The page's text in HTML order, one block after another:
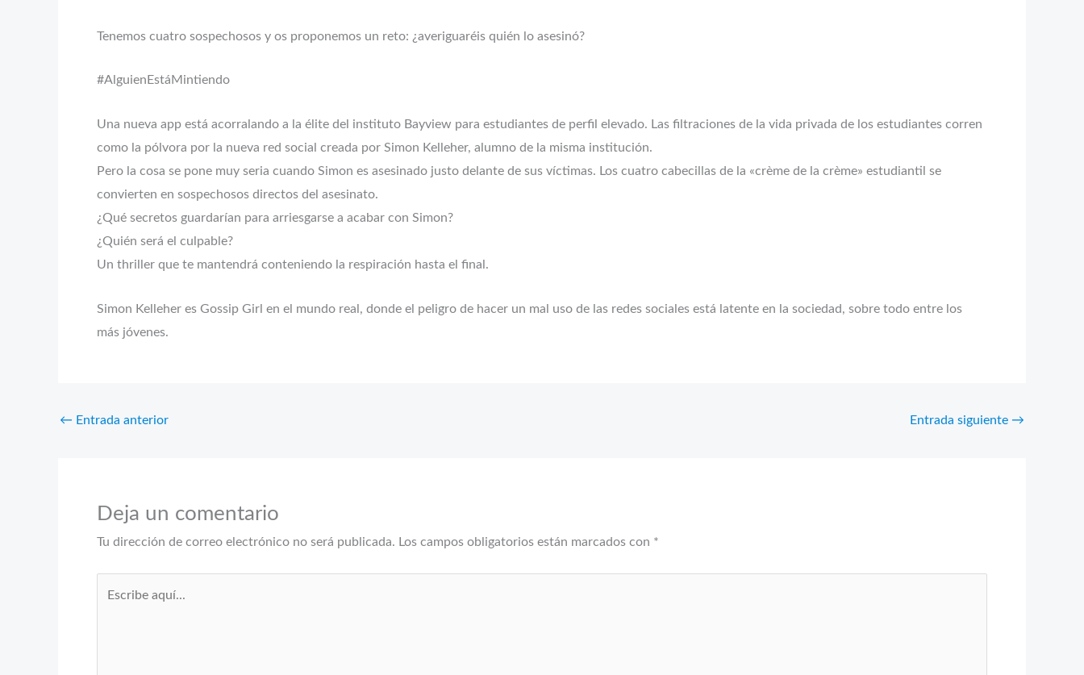
Tenemos cuatro sospechosos y os proponemos un reto: ¿averiguaréis quién lo asesinó?
#AlguienEstáMintiendo
Una nueva app está acorralando a la élite del instituto Bayview para estudiantes de perfil elevado. Las filtraciones de la vida privada de los estudiantes corren
como la pólvora por la nueva red social creada por Simon Kelleher, alumno de la misma institución.
Pero la cosa se pone muy seria cuando Simon es asesinado justo delante de sus víctimas. Los cuatro cabecillas de la «crème de la crème» estudiantil se
convierten en sospechosos directos del asesinato.
¿Qué secretos guardarían para arriesgarse a acabar con Simon?
¿Quién será el culpable?
Un thriller que te mantendrá conteniendo la respiración hasta el final.
Simon Kelleher es Gossip Girl en el mundo real, donde el peligro de hacer un mal uso de las redes sociales está latente en la sociedad, sobre todo entre los
más jóvenes.
← Entrada anterior Entrada siguiente →
Deja un comentario
Tu dirección de correo electrónico no será publicada. Los campos obligatorios están marcados con *